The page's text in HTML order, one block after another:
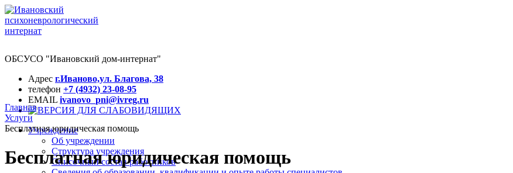
ОБСУСО "Ивановский дом-интернат"
Адрес г.Иваново,ул. Благова, 38
телефон +7 (4932) 23-08-95
EMAIL ivanovo_pni@ivreg.ru
Учреждение
Об учреждении
Структура учреждения
Списочный состав работников
Главная
Услуги
Бесплатная юридическая помощь
Бесплатная юридическая помощь